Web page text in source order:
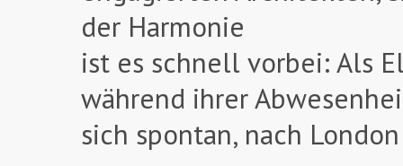
der Harmonie
ist es schnell vorbei: Als
während ihrer
sich spontan, nach